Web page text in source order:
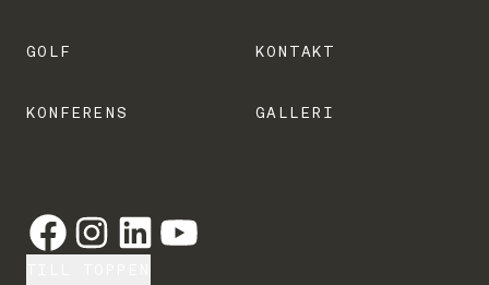
GOLF
KONFERENS
KONTAKT
GALLERI